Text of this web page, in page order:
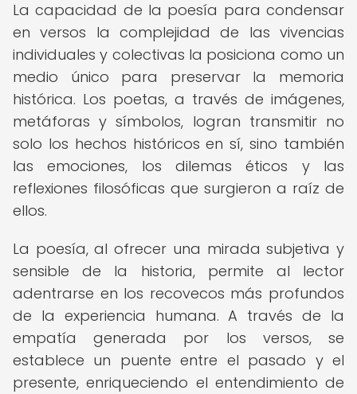
La capacidad de la poesía para condensar
en versos la complejidad de las vivencias
individuales y colectivas la posiciona como un
medio único para preservar la memoria
histórica. Los poetas, a través de imágenes,
metáforas y símbolos, logran transmitir no
solo los hechos históricos en sí, sino también
las emociones, los dilemas éticos y las
reflexiones filosóficas que surgieron a raíz de
ellos.
La poesía, al ofrecer una mirada subjetiva y
sensible de la historia, permite al lector
adentrarse en los recovecos más profundos
de la experiencia humana. A través de la
empatía generada por los versos, se
establece un puente entre el pasado y el
presente, enriqueciendo el entendimiento de